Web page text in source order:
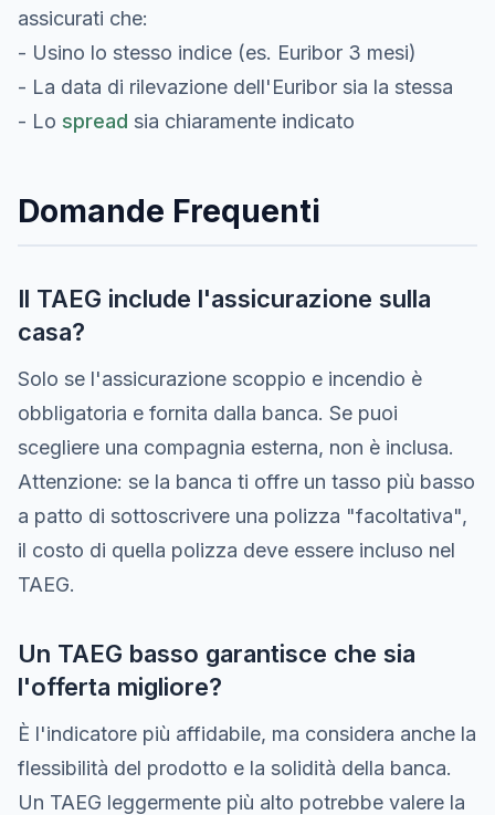
assicurati che:
- Usino lo stesso indice (es. Euribor 3 mesi)
- La data di rilevazione dell'Euribor sia la stessa
- Lo spread sia chiaramente indicato
Domande Frequenti
Il TAEG include l'assicurazione sulla
casa?
Solo se l'assicurazione scoppio e incendio è
obbligatoria e fornita dalla banca. Se puoi
scegliere una compagnia esterna, non è inclusa.
Attenzione: se la banca ti offre un tasso più basso
a patto di sottoscrivere una polizza "facoltativa",
il costo di quella polizza deve essere incluso nel
TAEG.
Un TAEG basso garantisce che sia
l'offerta migliore?
È l'indicatore più affidabile, ma considera anche la
flessibilità del prodotto e la solidità della banca.
Un TAEG leggermente più alto potrebbe valere la